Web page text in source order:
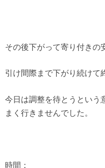
その後下がって寄り付きの
引け間際まで下がり続けて
今日は調整を待とうという
まく行きませんでした。
時間：